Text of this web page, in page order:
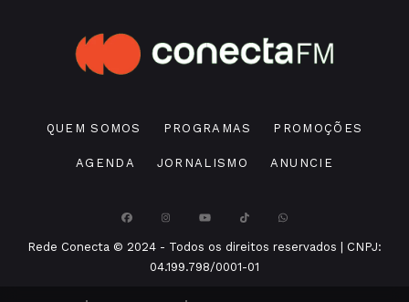
QUEM SOMOS PROGRAMAS PROMOÇÕES
AGENDA JORNALISMO ANUNCIE
Rede Conecta © 2024 - Todos os direitos reservados | CNPJ:
04.199.798/0001-01